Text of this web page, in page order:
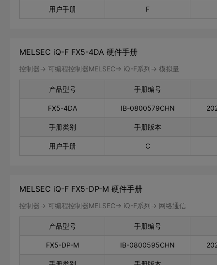
用户手册 F
MELSEC iQ-F FX5-4DA 硬件手册
控制器-> 可编程控制器MELSEC-> iQ-F系列-> 模拟量
产品型号 手册编号
FX5-4DA IB-0800579CHN
手册类别 手册版本
用户手册 C
MELSEC iQ-F FX5-DP-M 硬件手册
控制器-> 可编程控制器MELSEC-> iQ-F系列-> 网络通信
产品型号 手册编号
FX5-DP-M IB-0800595CHN